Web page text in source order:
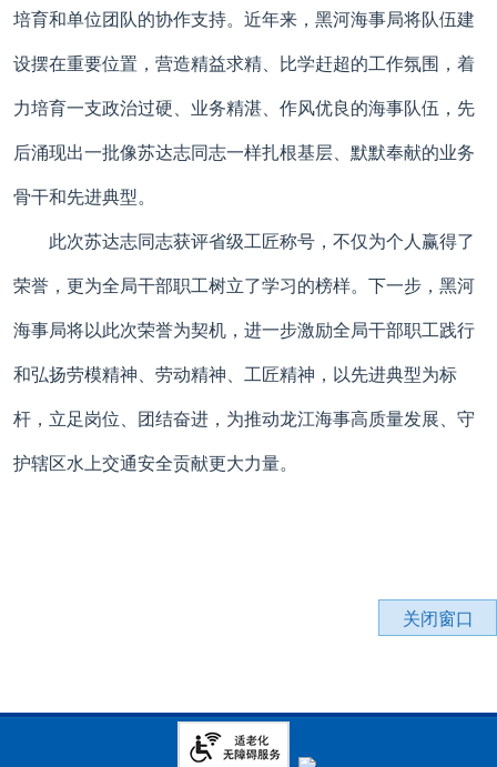
培育和单位团队的协作支持。近年来，黑河海事局将队伍建
设摆在重要位置，营造精益求精、比学赶超的工作氛围，着
力培育一支政治过硬、业务精湛、作风优良的海事队伍，先
后涌现出一批像苏达志同志一样扎根基层、默默奉献的业务
骨干和先进典型。
此次苏达志同志获评省级工匠称号，不仅为个人赢得了
荣誉，更为全局干部职工树立了学习的榜样。下一步，黑河
海事局将以此次荣誉为契机，进一步激励全局干部职工践行
和弘扬劳模精神、劳动精神、工匠精神，以先进典型为标
杆，立足岗位、团结奋进，为推动龙江海事高质量发展、守
护辖区水上交通安全贡献更大力量。
关闭窗口